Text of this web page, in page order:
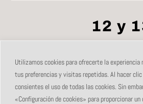
Utilizamos cookies para ofrecerte la experiencia
tus preferencias y visitas repetidas. Al hacer clic
consientes el uso de todas las cookies. Sin
«Configuración de cookies» para proporcionar
12 y